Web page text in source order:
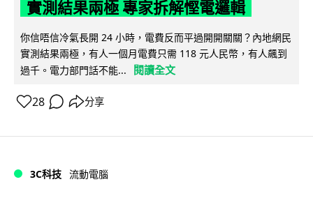
實測結果兩極 專家拆解慳電邏輯
你信唔信冷氣長開 24 小時，電費反而平過開開關關？內地網民
實測結果兩極，有人一個月電費只需 118 元人民幣，有人飆到
過千。電力部門話不能...
閱讀全文
28 分享
3C科技 流動電腦